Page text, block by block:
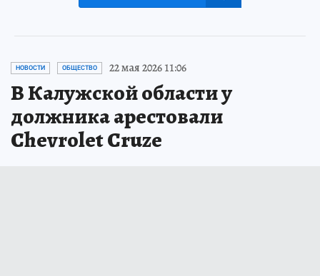
НОВОСТИ ОБЩЕСТВО 22 мая 2026 11:06
В Калужской области у
должника арестовали
Chevrolet Cruze